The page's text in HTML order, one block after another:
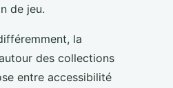
de jeu.
la
des collections
entre accessibilité